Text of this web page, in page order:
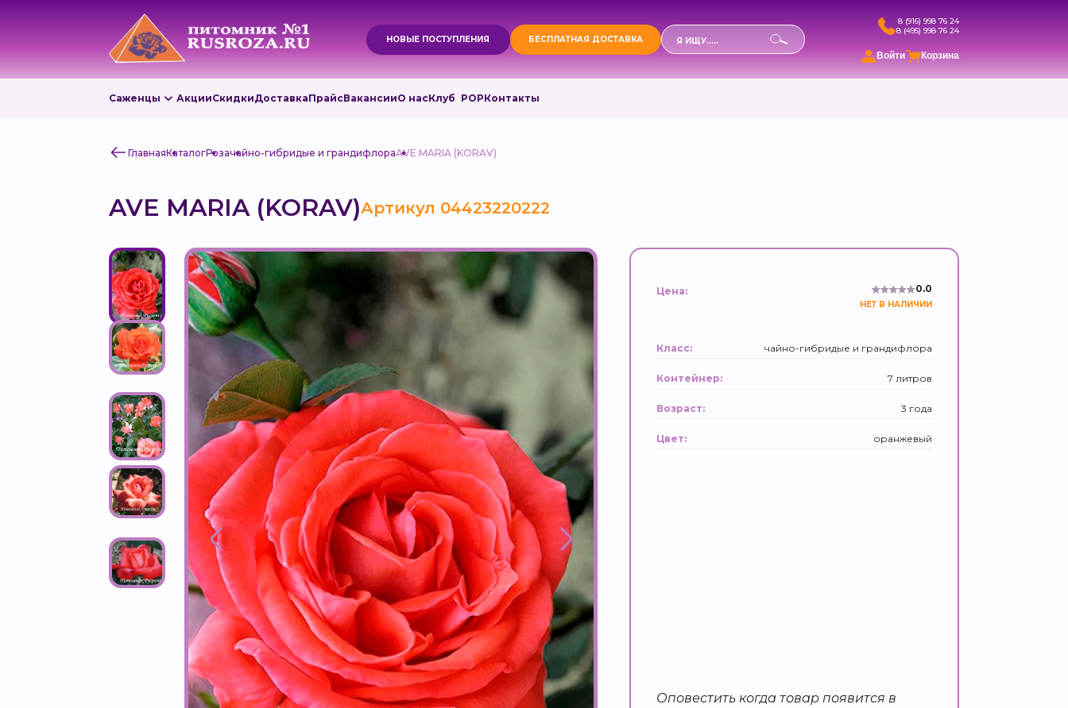
НОВЫЕ ПОСТУПЛЕНИЯ БЕСПЛАТНАЯ ДОСТАВКА
Поиск
товаров
8 (916) 998 76 24
8 (495) 998 76 24
Войти Корзина
Саженцы АкцииСкидкиДоставкаПрайсВакансииО насКлуб РОРКонтакты
ГлавнаяКаталогРозачайно-гибридые и грандифлораAVE MARIA (KORAV)
AVE MARIA (KORAV)Артикул 04423220222
Цена: 0.0
НЕТ В НАЛИЧИИ
Класс: чайно-гибридые и грандифлора
Контейнер: 7 литров
Возраст: 3 года
Цвет: оранжевый
Оповестить когда товар появится в